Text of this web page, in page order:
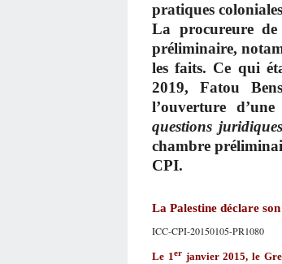
pratiques
La procureure
préliminaire,
les faits. Ce qui
2019, Fatou
l’ouverture
questions
chambre
CPI.
La Palestine déclare
ICC-CPI-20150105-PR1080
Le 1erjanvier 2015, le